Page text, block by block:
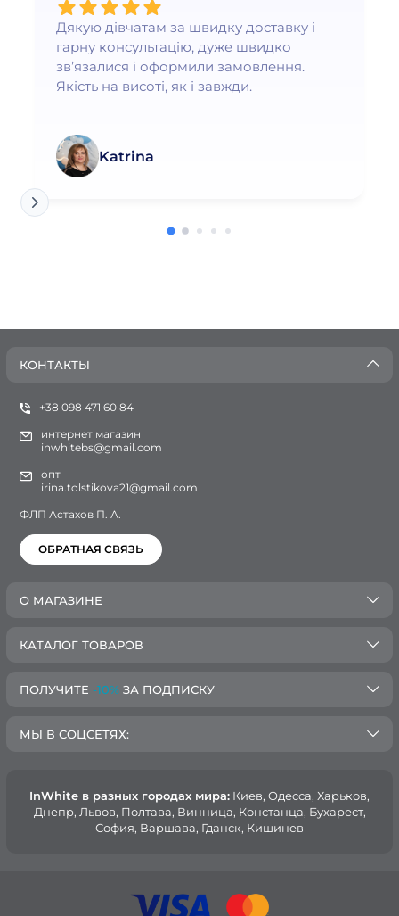
Дякую дівчатам за швидку доставку і
гарну консультацію, дуже швидко
зв’язалися і оформили замовлення.
Якість на висоті, як і завжди.
Katrina
КОНТАКТЫ
+38 098 471 60 84
интернет магазин
inwhitebs@gmail.com
опт
irina.tolstikova21@gmail.com
ФЛП Астахов П. А.
ОБРАТНАЯ СВЯЗЬ
О МАГАЗИНЕ
КАТАЛОГ ТОВАРОВ
ПОЛУЧИТЕ -10% ЗА ПОДПИСКУ
МЫ В СОЦСЕТЯХ:
InWhite в разных городах мира: Киев, Oдесса, Харьков,
Днепр, Львов, Полтава, Винница, Констанца, Бухарест,
София, Варшава, Гданск, Кишинев